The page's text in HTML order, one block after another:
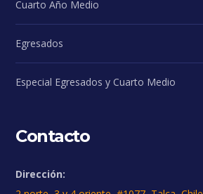
Cuarto Año Medio
Egresados
Especial Egresados y Cuarto Medio
Contacto
Dirección: